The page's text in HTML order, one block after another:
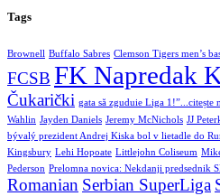
Tags
Brownell Buffalo Sabres Clemson Tigers men’s
FCSB FK Napredak
Čukarički gata să zguduie Liga 1!”...citește
Wahlin Jayden Daniels Jeremy McNichols JJ
bývalý prezident Andrej Kiska bol v lietadle do
Kingsbury Lehi Hopoate Littlejohn Coliseum
Pederson Prelomna novica: Nekdanji predsednik
Romanian Serbian SuperLiga